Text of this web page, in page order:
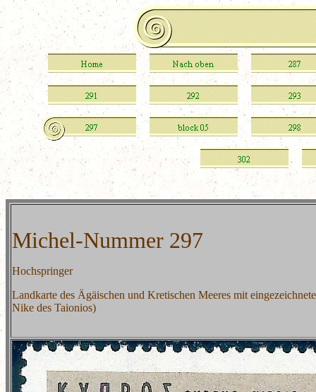
Michel-Nummer 297
Hochspringer
Landkarte des Ägäischen und Kretischen Meeres mit
Nike des Taionios)